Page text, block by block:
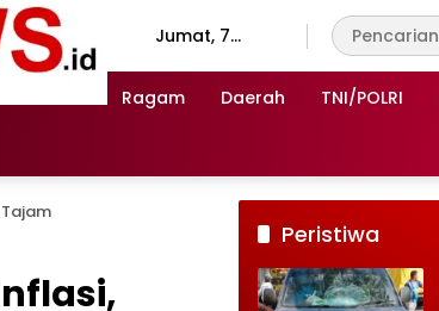
Jumat, 7
Ragam Daerah TNI/POLRI
Peristiwa